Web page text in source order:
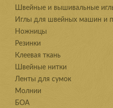
Швейные и вышивальные
Иглы для швейных машин и
Ножницы
Резинки
Клеевая ткань
Швейные нитки
Ленты для сумок
Молнии
БОА